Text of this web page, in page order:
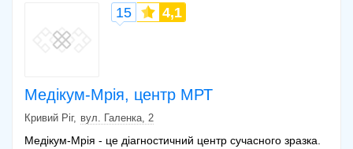
Медікум-Мрія, центр МРТ
15 4,1
Кривий Ріг вул. Галенка, 2
Медікум-Мрія - це діагностичний центр сучасного зразка.